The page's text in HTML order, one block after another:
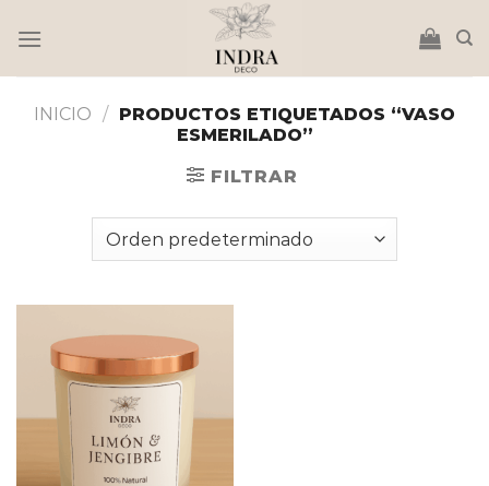
INICIO / PRODUCTOS ETIQUETADOS “VASO
ESMERILADO”
FILTRAR